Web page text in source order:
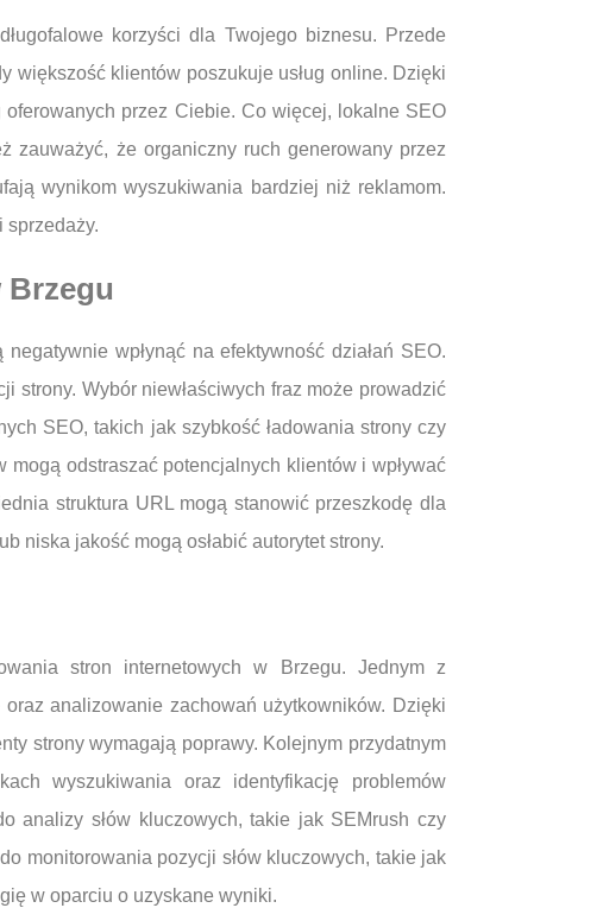
korzyści dla Twojego biznesu. Przede
większość klientów poszukuje usług online. Dzięki
przez Ciebie. Co więcej, lokalne SEO
zauważyć, że organiczny ruch generowany przez
wynikom wyszukiwania bardziej niż reklamom.
sprzedaży.
Brzegu
wpłynąć na efektywność działań SEO.
strony. Wybór niewłaściwych fraz może prowadzić
SEO, takich jak szybkość ładowania strony czy
odstraszać potencjalnych klientów i wpływać
struktura URL mogą stanowić przeszkodę dla
niska jakość mogą osłabić autorytet strony.
stron internetowych w Brzegu. Jednym z
analizowanie zachowań użytkowników. Dzięki
strony wymagają poprawy. Kolejnym przydatnym
wyszukiwania oraz identyfikację problemów
analizy słów kluczowych, takie jak SEMrush czy
monitorowania pozycji słów kluczowych, takie jak
w oparciu o uzyskane wyniki.